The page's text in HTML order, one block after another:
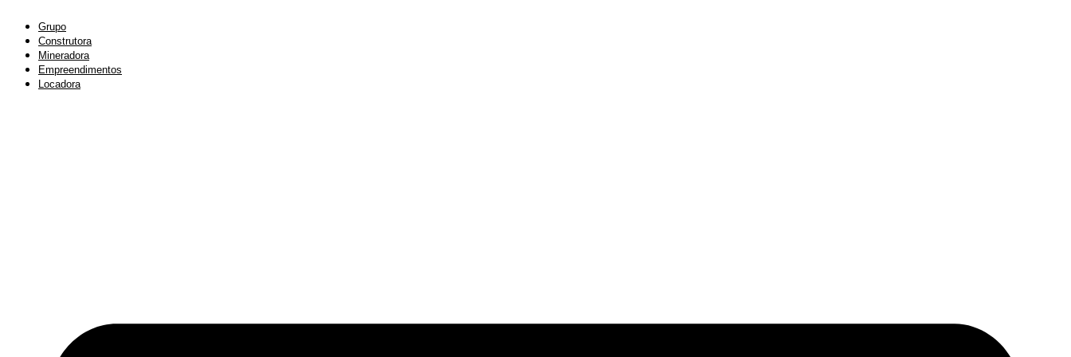
para
conteúdo
Grupo
Construtora
Mineradora
Empreendimentos
Locadora